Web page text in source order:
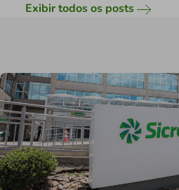
Exibir todos os posts